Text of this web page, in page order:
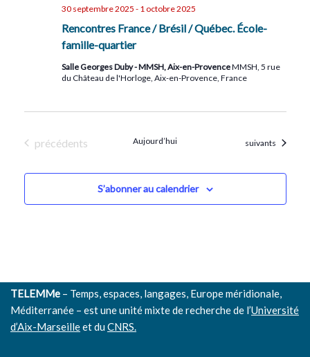
Rencontres France / Brésil / Québec. École-
famille-quartier
30 septembre 2025 - 1 octobre 2025
Salle Georges Duby - MMSH, Aix-en-ProvenceMMSH, 5 rue
du Château de l'Horloge, Aix-en-Provence, France
Évènements
précédents Aujourd’hui Évènements
suivants
S’abonner au calendrier
TELEMMe – Temps, espaces, langages, Europe méridionale,
Méditerranée – est une unité mixte de recherche de l’Université
d’Aix-Marseilleet duCNRS.